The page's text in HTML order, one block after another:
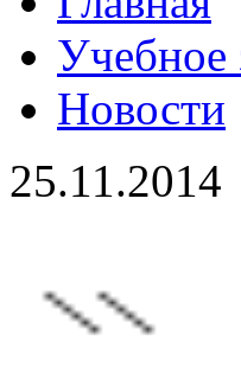
Учебное
Новости
25.11.2014